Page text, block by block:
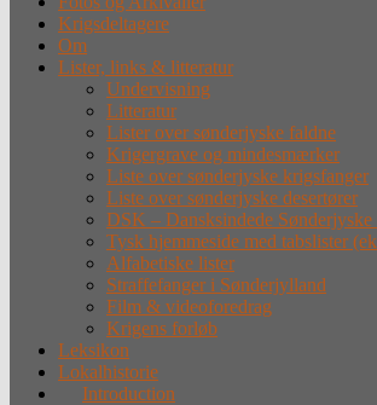
Krigsdeltagere
Om
Lister, links & litteratur
Undervisning
Litteratur
Lister over sønderjyske faldne
Krigergrave og mindesmærker
Liste over sønderjyske krigsfanger
Liste over sønderjyske desertører
DSK – Dansksindede
Tysk hjemmeside med tabslister
Alfabetiske lister
Straffefanger i Sønderjylland
Film & videoforedrag
Krigens forløb
Leksikon
Lokalhistorie
Introduction